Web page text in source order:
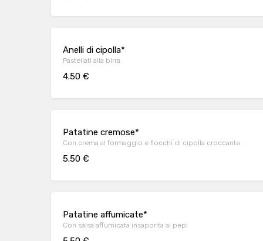
Anelli di cipolla*
Pastellati alla birra
4.50 €
Patatine cremose*
Con crema al formaggio e fiocchi di cipolla croccante
5.50 €
Patatine affumicate*
Con salsa affumicata insaporita ai pepi